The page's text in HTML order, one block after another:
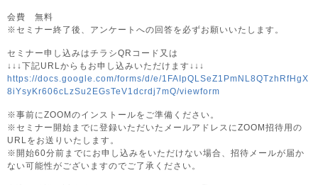
会費 無料
※セミナー終了後、アンケートへの回答を必ずお願いいたします。
セミナー申し込みはチラシQRコード又は
↓↓↓下記URLからもお申し込みいただけます↓↓↓
https://docs.google.com/forms/d/e/1FAIpQLSeZ1PmNL8QTzhRfHgX
8iYsyKr606cLzSu2EGsTeV1dcrdj7mQ/viewform
※事前にZOOMのインストールをご準備ください。
※セミナー開始までに登録いただいたメールアドレスにZOOM招待用の
URLをお送りいたします。
※開始60分前までにお申し込みをいただけない場合、招待メールが届か
ない可能性がございますのでご了承ください。